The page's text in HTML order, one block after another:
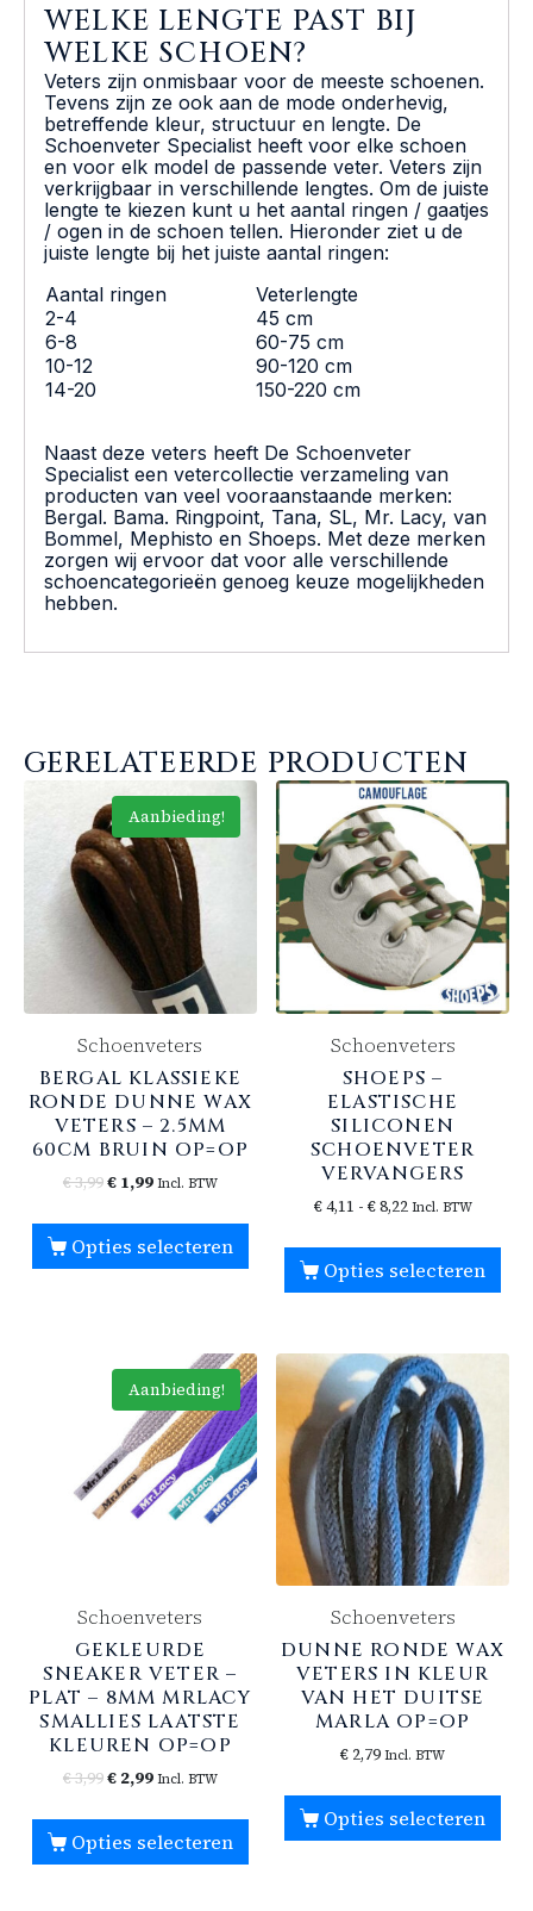
WELKE LENGTE PAST BIJ
WELKE SCHOEN?
Veters zijn onmisbaar voor de meeste schoenen.
Tevens zijn ze ook aan de mode onderhevig,
betreffende kleur, structuur en lengte. De
Schoenveter Specialist heeft voor elke schoen
en voor elk model de passende veter. Veters zijn
verkrijgbaar in verschillende lengtes. Om de juiste
lengte te kiezen kunt u het aantal ringen / gaatjes
/ ogen in de schoen tellen. Hieronder ziet u de
juiste lengte bij het juiste aantal ringen:
Aantal ringen
Veterlengte
2-4
45 cm
6-8
60-75 cm
10-12
90-120 cm
14-20
150-220 cm
Naast deze veters heeft De Schoenveter
Specialist een vetercollectie verzameling van
producten van veel vooraanstaande merken:
Bergal. Bama. Ringpoint, Tana, SL, Mr. Lacy, van
Bommel, Mephisto en Shoeps. Met deze merken
zorgen wij ervoor dat voor alle verschillende
schoencategorieën genoeg keuze mogelijkheden
hebben.
GERELATEERDE PRODUCTEN
Aanbieding!
Schoenveters
BERGAL KLASSIEKE
RONDE DUNNE WAX
VETERS – 2.5MM
60CM BRUIN OP=OP
€3,99€1,99 Incl. BTW
Opties selecteren
Schoenveters
SHOEPS –
ELASTISCHE
SILICONEN
SCHOENVETER
VERVANGERS
€4,11 - €8,22 Incl. BTW
Opties selecteren
Aanbieding!
Schoenveters
GEKLEURDE
SNEAKER VETER –
PLAT – 8MM MRLACY
SMALLIES LAATSTE
KLEUREN OP=OP
€3,99€2,99 Incl. BTW
Opties selecteren
Schoenveters
DUNNE RONDE WAX
VETERS IN KLEUR
VAN HET DUITSE
MARLA OP=OP
€ 2,79 Incl. BTW
Opties selecteren